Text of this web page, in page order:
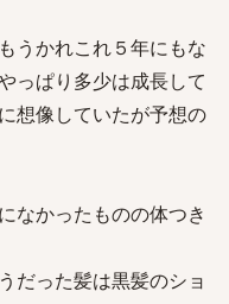
うかれこれ５年にもな
っぱり多少は成長して
想像していたが予想の
なかったものの体つき
だった髪は黒髪のショ